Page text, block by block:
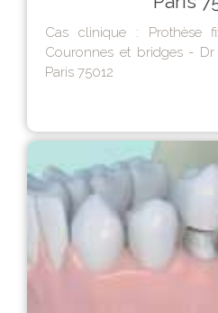
Cas clinique : Prothèse
Couronnes et bridges -
Paris 75012